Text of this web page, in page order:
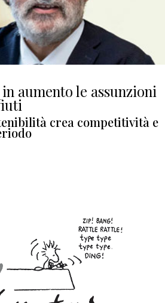
aumento le assunzioni
crea competitività e